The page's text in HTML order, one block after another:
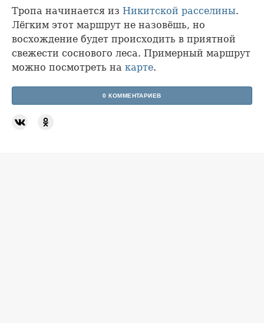
Тропа начинается из Никитской расселины.
Лёгким этот маршрут не назовёшь, но
восхождение будет происходить в приятной
свежести соснового леса. Примерный маршрут
можно посмотреть на карте.
0 КОММЕНТАРИЕВ